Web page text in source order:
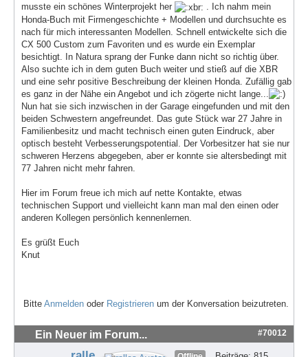
musste ein schönes Winterprojekt her
. Ich nahm mein
Honda-Buch mit Firmengeschichte + Modellen und durchsuchte es
nach für mich interessanten Modellen. Schnell entwickelte sich die
CX 500 Custom zum Favoriten und es wurde ein Exemplar
besichtigt. In Natura sprang der Funke dann nicht so richtig über.
Also suchte ich in dem guten Buch weiter und stieß auf die XBR
und eine sehr positive Beschreibung der kleinen Honda. Zufällig gab
es ganz in der Nähe ein Angebot und ich zögerte nicht lange...
Nun hat sie sich inzwischen in der Garage eingefunden und mit den
beiden Schwestern angefreundet. Das gute Stück war 27 Jahre in
Familienbesitz und macht technisch einen guten Eindruck, aber
optisch besteht Verbesserungspotential. Der Vorbesitzer hat sie nur
schweren Herzens abgegeben, aber er konnte sie altersbedingt mit
77 Jahren nicht mehr fahren.
Hier im Forum freue ich mich auf nette Kontakte, etwas
technischen Support und vielleicht kann man mal den einen oder
anderen Kollegen persönlich kennenlernen.
Es grüßt Euch
Knut
Bitte Anmelden oder Registrieren um der Konversation beizutreten.
Ein Neuer im Forum... #70012